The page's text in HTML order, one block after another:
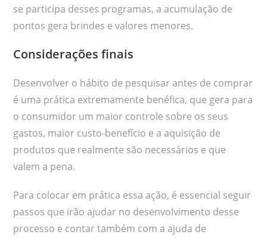
se participa desses programas, a acumulação de
pontos gera brindes e valores menores.
Considerações finais
Desenvolver o hábito de pesquisar antes de comprar
é uma prática extremamente benéfica, que gera para
o consumidor um maior controle sobre os seus
gastos, maior custo-benefício e a aquisição de
produtos que realmente são necessários e que
valem a pena.
Para colocar em prática essa ação, é essencial seguir
passos que irão ajudar no desenvolvimento desse
processo e contar também com a ajuda de